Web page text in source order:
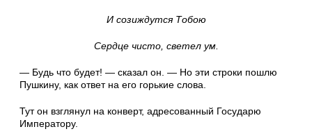
И созиждутся Тобою
Сердце чисто, светел ум.
— Будь что будет! — сказал он. — Но эти строки пошлю
Пушкину, как ответ на его горькие слова.
Тут он взглянул на конверт, адресованный Государю
Императору.